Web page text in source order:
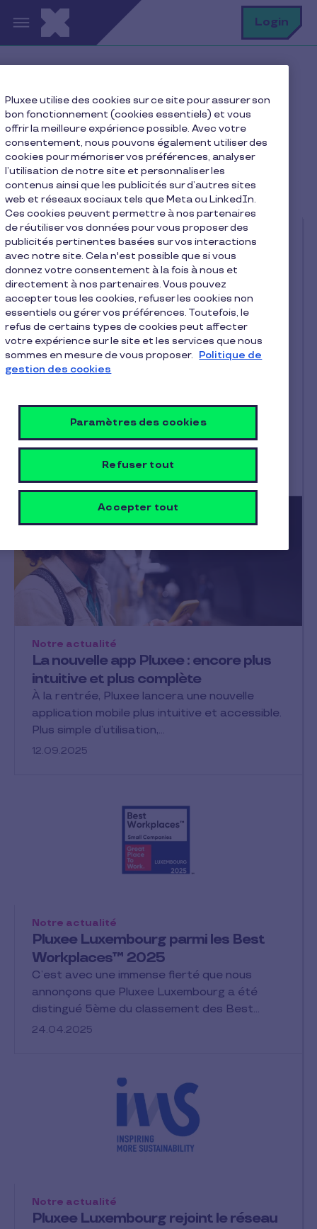
Aller au contenu principal Login
Notre actualité
Dernier article
Notre actualité
Cette année encore, Pluxee s’associe à SOS
en invitant ses utilisateurs à…
La nouvelle app Pluxee : encore plus
intuitive et plus complète
Notre actualité
À la rentrée, Pluxee lancera une nouvelle
application mobile plus intuitive et accessible.
Plus simple d’utilisation,…
12.09.2025
Pluxee Luxembourg parmi les Best
Workplaces™ 2025
Notre actualité
C’est avec une immense fierté que nous
annonçons que Pluxee Luxembourg a été
distingué 5ème du classement des Best…
24.04.2025
Pluxee Luxembourg rejoint le réseau
Notre actualité
Pluxee utilise des cookies sur ce site pour assurer son
bon fonctionnement (cookies essentiels) et vous
offrir la meilleure expérience possible. Avec votre
consentement, nous pouvons également utiliser des
cookies pour mémoriser vos préférences, analyser
l’utilisation de notre site et personnaliser les
contenus ainsi que les publicités sur d’autres sites
web et réseaux sociaux tels que Meta ou LinkedIn.
Ces cookies peuvent permettre à nos partenaires
de réutiliser vos données pour vous proposer des
publicités pertinentes basées sur vos interactions
avec notre site. Cela n'est possible que si vous
donnez votre consentement à la fois à nous et
directement à nos partenaires. Vous pouvez
accepter tous les cookies, refuser les cookies non
essentiels ou gérer vos préférences. Toutefois, le
refus de certains types de cookies peut affecter
votre expérience sur le site et les services que nous
sommes en mesure de vous proposer. Politique de
gestion des cookies
Paramètres des cookies
Refuser tout
Accepter tout